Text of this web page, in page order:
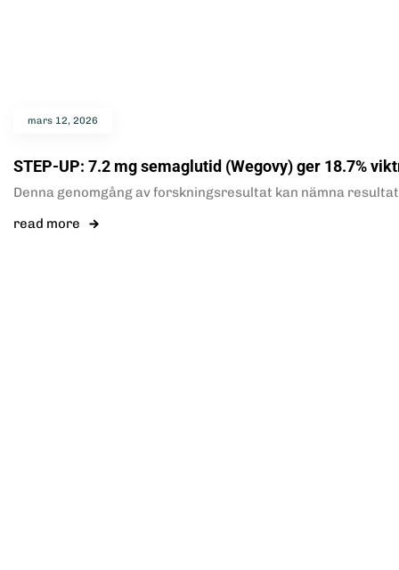
mars 12, 2026
STEP-UP: 7.2 mg semaglutid (Wegovy) ger 18.7%
Denna genomgång av forskningsresultat kan nämna
read more